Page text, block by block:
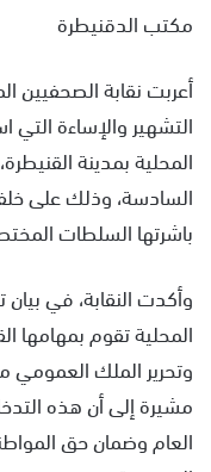
مكتب الدقنيطرة
أعربت نقابة الصحفيين
التشهير والإساءة
المحلية بمدينة
السادسة، وذلك على
باشرتها السلطات
وأكدت النقابة، في
المحلية تقوم بمهامها
وتحرير الملك العمومي
مشيرة إلى أن هذه
العام وضمان حق